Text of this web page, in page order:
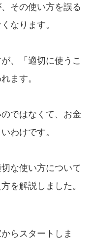
その使い方を誤る
なります。
、「適切に使うこ
ます。
ではなくて、お金
わけです。
な使い方について
を解説しました。
らスタートしま